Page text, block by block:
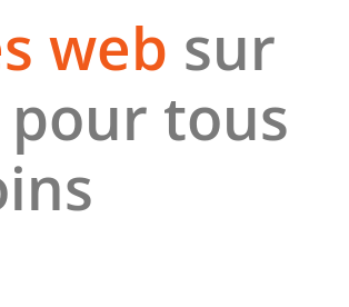
web sur
tous